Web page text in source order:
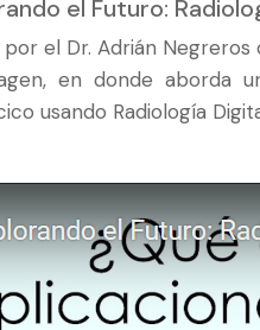
el Futuro:
el Dr. Adrián
en donde aborda
usando Radiología